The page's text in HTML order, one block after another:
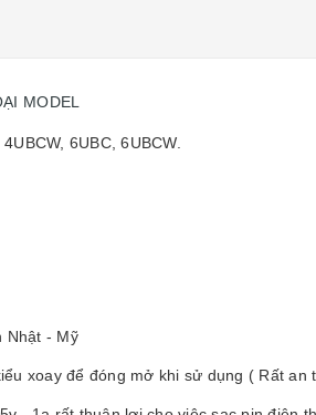
MODEL
6UBC, 6UBCW.
Nhật - Mỹ
xoay để đóng mở khi sử dụng ( Rất an